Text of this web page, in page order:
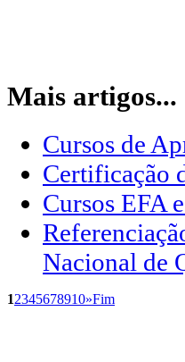
Mais artigos...
Cursos de
Certificação
Cursos EFA
Nacional de
12345678910»Fim